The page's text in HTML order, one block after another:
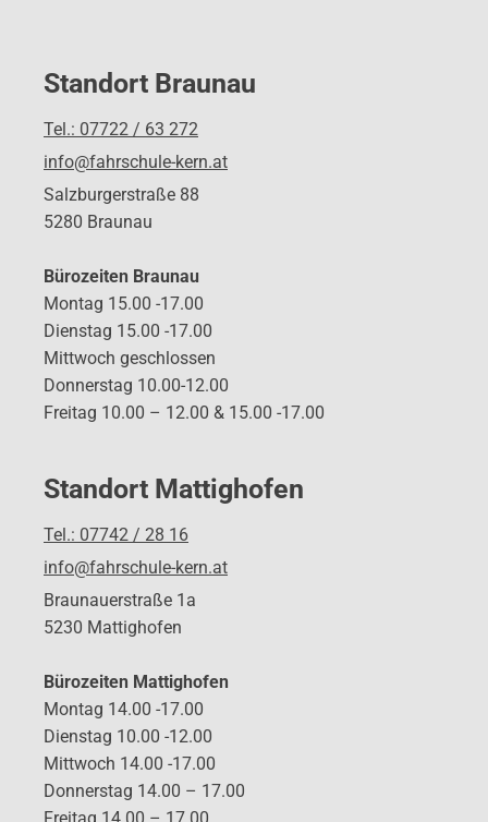
Standort Braunau
Tel.: 07722 / 63 272
info@fahrschule-kern.at
Salzburgerstraße 88
5280 Braunau
Bürozeiten Braunau
Montag 15.00 -17.00
Dienstag 15.00 -17.00
Mittwoch geschlossen
Donnerstag 10.00-12.00
Freitag 10.00 – 12.00 & 15.00 -17.00
Standort Mattighofen
Tel.: 07742 / 28 16
info@fahrschule-kern.at
Braunauerstraße 1a
5230 Mattighofen
Bürozeiten Mattighofen
Montag 14.00 -17.00
Dienstag 10.00 -12.00
Mittwoch 14.00 -17.00
Donnerstag 14.00 – 17.00
Freitag 14.00 – 17.00